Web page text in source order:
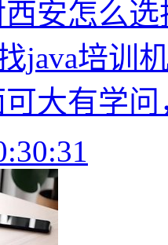
安怎么
java培训
大有学